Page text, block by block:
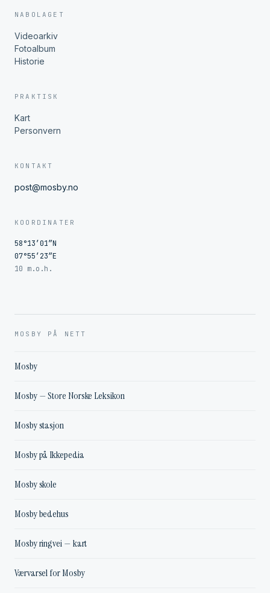
NABOLAGET
Videoarkiv
Fotoalbum
Historie
PRAKTISK
Kart
Personvern
KONTAKT
post@mosby.no
KOORDINATER
58°13′01″N
07°55′23″E
10 m.o.h.
MOSBY PÅ NETT
Mosby
Mosby — Store Norske Leksikon
Mosby stasjon
Mosby på Ikkepedia
Mosby skole
Mosby bedehus
Mosby ringvei — kart
Værvarsel for Mosby